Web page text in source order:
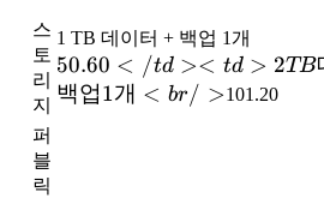
vCPU<br
/>
스
토
리
지
1 TB 데이터 + 백업 1개
50.60</td>
<td>2 TB
50.60 < /td >< td > 2TB
백업1개 < br/ >101.20
퍼
블
릭